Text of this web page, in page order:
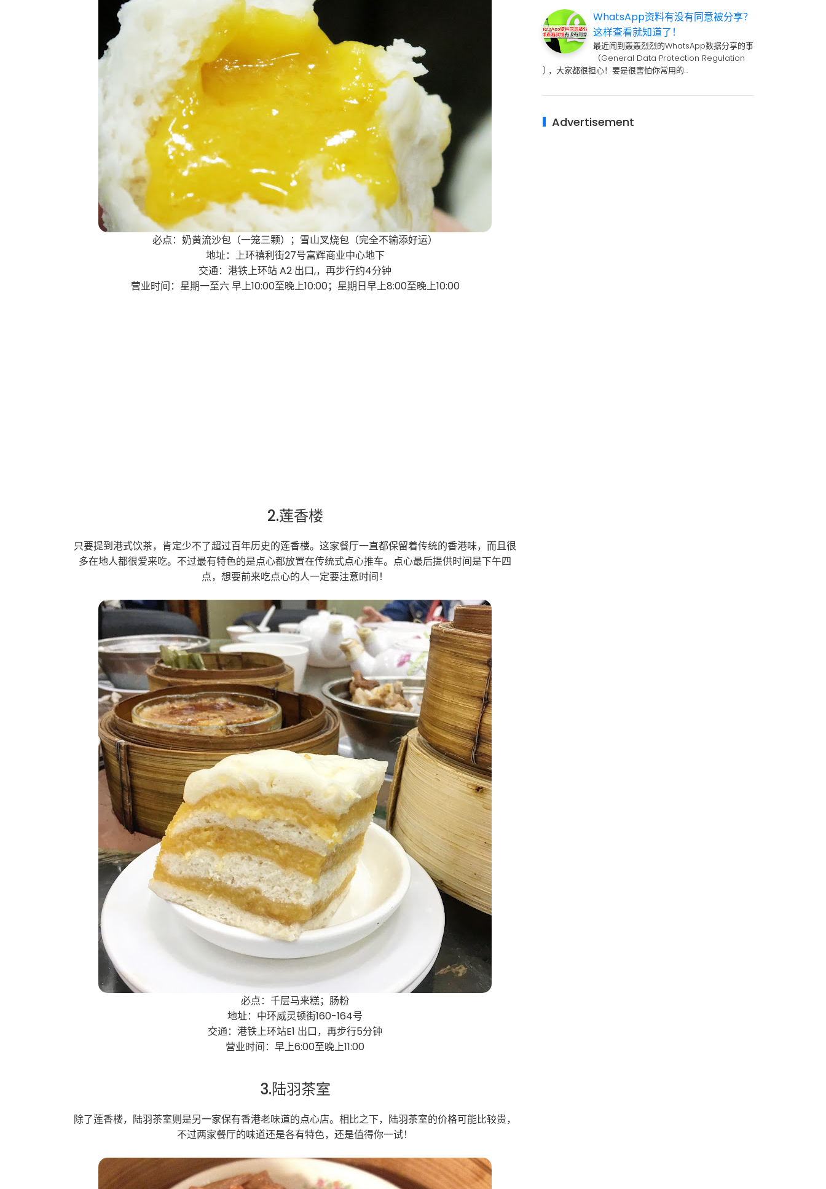
必点：奶黄流沙包（一笼三颗）；雪山叉烧包（完全不输添好运）
地址：上环禧利街27号富辉商业中心地下
交通：港铁上环站 A2 出口,，再步行约4分钟
营业时间：星期一至六 早上10:00至晚上10:00；星期日早上8:00至晚上10:00
2.莲香楼
只要提到港式饮茶，肯定少不了超过百年历史的莲香楼。这家餐厅一直都保留着传统的香港味，而且很
多在地人都很爱来吃。不过最有特色的是点心都放置在传统式点心推车。点心最后提供时间是下午四
点，想要前来吃点心的人一定要注意时间！
必点：千层马来糕；肠粉
地址：中环威灵顿街160-164号
交通：港铁上环站E1 出口，再步行5分钟
营业时间：早上6:00至晚上11:00
3.陆羽茶室
除了莲香楼，陆羽茶室则是另一家保有香港老味道的点心店。相比之下，陆羽茶室的价格可能比较贵，
不过两家餐厅的味道还是各有特色，还是值得你一试！
WhatsApp资料有没有同意被分享？
这样查看就知道了！
最近闹到轰轰烈烈的WhatsApp数据分享的事
（General Data Protection Regulation
) ，大家都很担心！要是很害怕你常用的…
Advertisement